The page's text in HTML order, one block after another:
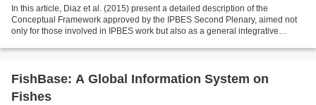
In this article, Diaz et al. (2015) present a detailed description of the
Conceptual Framework approved by the IPBES Second Plenary, aimed not
only for those involved in IPBES work but also as a general integrative
FishBase: A Global Information System on
Fishes